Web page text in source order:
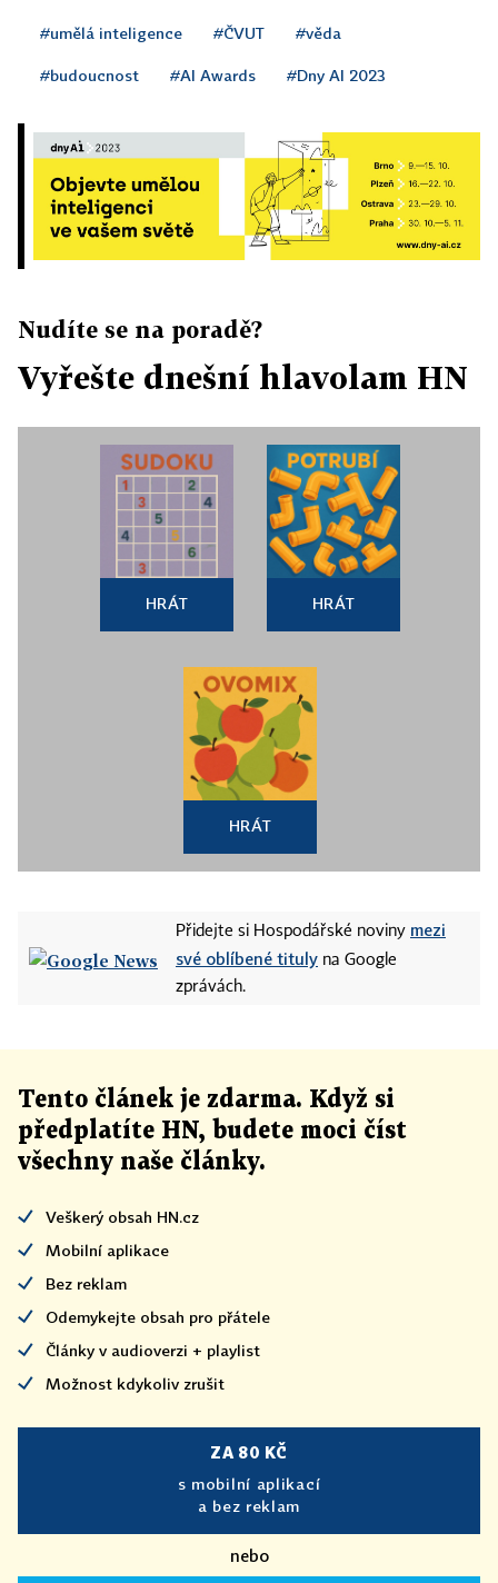
#umělá inteligence #ČVUT #věda
#budoucnost #AI Awards #Dny AI 2023
Nudíte se na poradě?
Vyřešte dnešní hlavolam HN
HRÁT HRÁT
HRÁT
Přidejte si Hospodářské noviny mezi
své oblíbené tituly na Google
zprávách.
Tento článek je zdarma. Když si
předplatíte HN, budete moci číst
všechny naše články.
Veškerý obsah HN.cz
Mobilní aplikace
Bez reklam
Odemykejte obsah pro přátele
Články v audioverzi + playlist
Možnost kdykoliv zrušit
ZA 80 KČ
s mobilní aplikací
a bez reklam
nebo